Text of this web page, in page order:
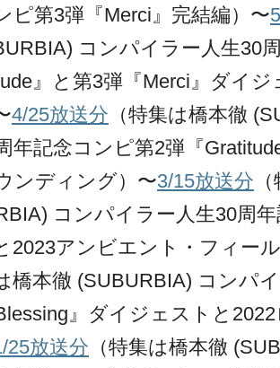
ピ第3弾『Merci』完結編）〜
コンパイラー人生30
』と第3弾『Merci』ダイ
4/25放送分 （特集は橋本徹
年記念コンピ第2弾『
ンディング）〜3/15放送分
コンパイラー人生30周
2023アンビエント・フィー
橋本徹 (SUBURBIA) コンパ
』ダイジェストと
25放送分 （特集は橋本徹